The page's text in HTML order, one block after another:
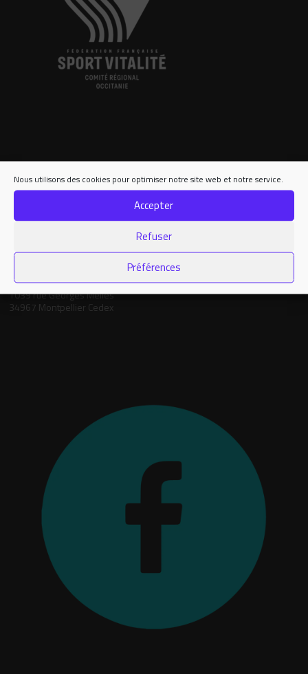
Nous utilisons des cookies pour optimiser notre site web et notre service.
Accepter
Refuser
Préférences
Contact
Nous contacter
Siège social : 7 rue André Citroën 31130 Balma
Antenne à la Maison Régionale des Sports
1039 rue Georges Méliès
34967 Montpellier Cedex